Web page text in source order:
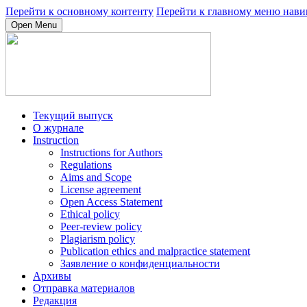
Перейти к основному контенту Перейти к главному меню
Open Menu
Текущий выпуск
О журнале
Instruction
Instructions for Authors
Regulations
Aims and Scope
License agreement
Open Access Statement
Ethical policy
Peer-review policy
Plagiarism policy
Publication ethics and malpractice statement
Заявление о конфиденциальности
Архивы
Отправка материалов
Редакция